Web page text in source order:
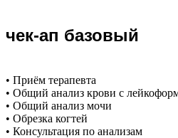
чек-ап базовый
• Приём терапевта
• Общий анализ крови с
• Общий анализ мочи
• Обрезка когтей
• Консультация по анализам